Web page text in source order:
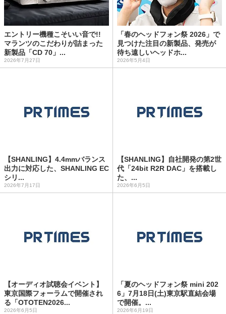
エントリー機種こそいい音で!!
マランツのこだわりが詰まった
新製品「CD 70」...
2026年7月27日
「春のヘッドフォン祭 2026」で
見つけた注目の新製品、発売が
待ち遠しいヘッドホ...
2026年5月4日
【SHANLING】4.4mmバランス
出力に対応した、SHANLING EC
シリ...
2026年7月17日
【SHANLING】自社開発の第2世
代「24bit R2R DAC」を搭載し
た、...
2026年6月5日
【オーディオ試聴会イベント】
東京国際フォーラムで開催され
る「OTOTEN2026...
2026年6月5日
「夏のヘッドフォン祭 mini 202
6」7月18日(土)東京駅直結会場
で開催。...
2026年6月19日